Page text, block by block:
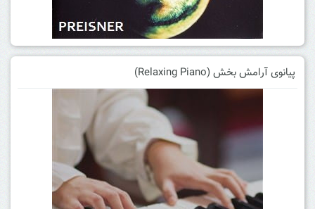
پیانوی آرامش بخش (Relaxing Piano)